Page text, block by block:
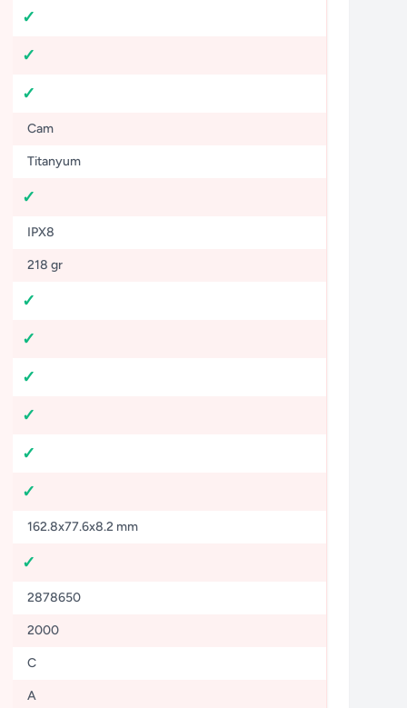
Cam
Titanyum
IPX8
218 gr
162.8x77.6x8.2 mm
2878650
2000
C
A